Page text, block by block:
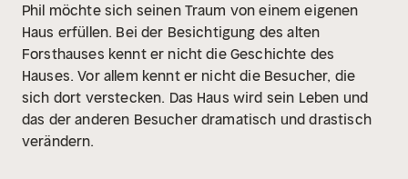
Phil möchte sich seinen Traum von einem eigenen
Haus erfüllen. Bei der Besichtigung des alten
Forsthauses kennt er nicht die Geschichte des
Hauses. Vor allem kennt er nicht die Besucher, die
sich dort verstecken. Das Haus wird sein Leben und
das der anderen Besucher dramatisch und drastisch
verändern.